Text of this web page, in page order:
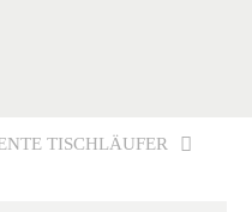
TISCHLÄUFER